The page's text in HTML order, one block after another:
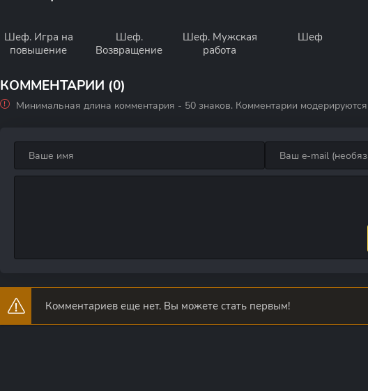
Шеф. Игра на
повышение
Шеф.
Возвращение
Шеф. Мужская
работа
Шеф
КОММЕНТАРИИ (0)
Минимальная длина комментария - 50 знаков. Комментарии модерируются
Комментариев еще нет. Вы можете стать первым!